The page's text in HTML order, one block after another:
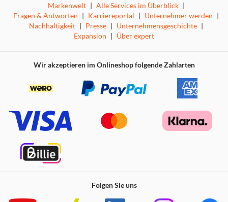
Markenwelt | Alle Services im Überblick |
Fragen & Antworten | Karriereportal | Unternehmer werden |
Nachhaltigkeit | Presse | Unternehmensgeschichte |
Expansion | Über expert
Wir akzeptieren im Onlineshop folgende Zahlarten
Folgen Sie uns